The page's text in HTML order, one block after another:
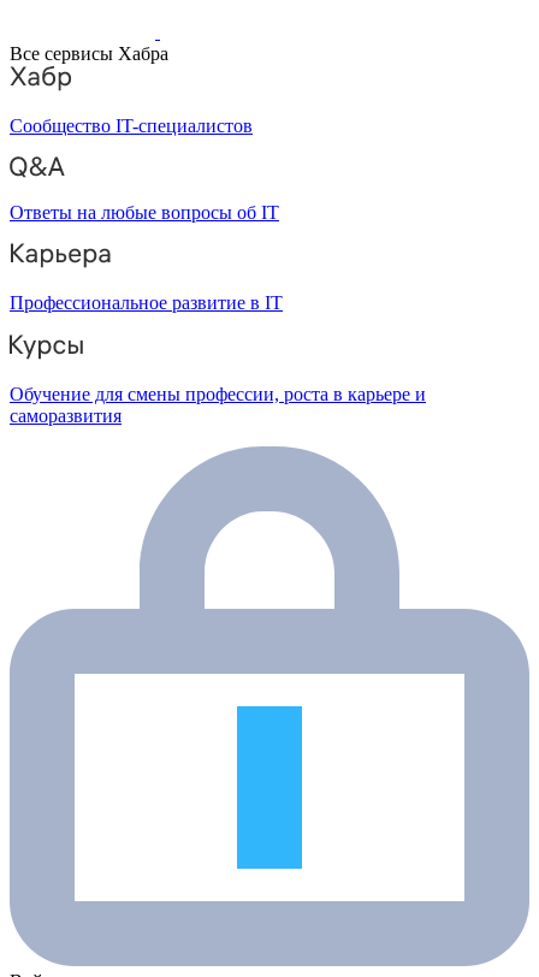
Все сервисы Хабра
Сообщество IT-специалистов
Ответы на любые вопросы об IT
Профессиональное развитие в IT
Обучение для смены профессии, роста в карьере и
саморазвития